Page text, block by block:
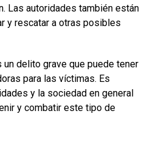
Las autoridades también están
y rescatar a otras posibles
delito grave que puede tener
para las víctimas. Es
y la sociedad en general
y combatir este tipo de